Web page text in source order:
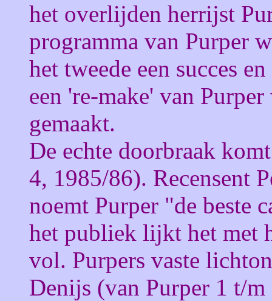
het overlijden herrijst
programma van Purper
het tweede een succes
een 're-make' van
gemaakt.
De echte doorbraak
4, 1985/86). Recensent
noemt Purper "de beste
het publiek lijkt het met
vol. Purpers vaste
Denijs (van Purper 1 t/